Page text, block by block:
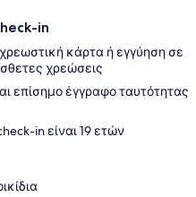
in
χρεωστική κάρτα ή εγγύηση σε
χρεώσεις
επίσημο έγγραφο ταυτότητας
in είναι 19 ετών